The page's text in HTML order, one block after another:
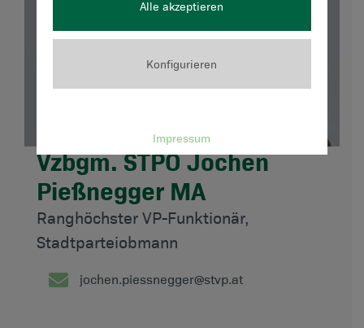
Vzbgm. STPO Jochen
Pießnegger MA
Ranghöchster VP-Funktionär,
Stadtparteiobmann
jochen.piessnegger@stvp.at
Alle akzeptieren
Konfigurieren
Impressum